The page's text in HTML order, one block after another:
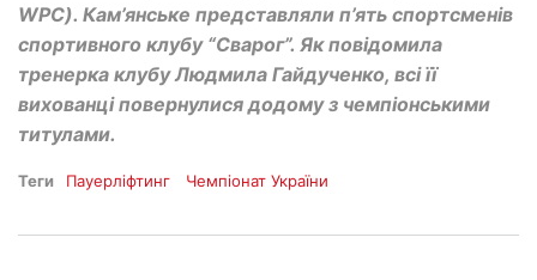
WPC). Кам’янське представляли п’ять спортсменів
спортивного клубу “Сварог”. Як повідомила
тренерка клубу Людмила Гайдученко, всі її
вихованці повернулися додому з чемпіонськими
титулами.
Теги Пауерліфтинг Чемпіонат України